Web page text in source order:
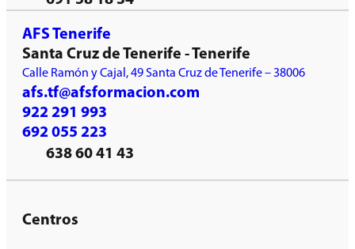
AFS Tenerife
Santa Cruz de Tenerife - Tenerife
Calle Ramón y Cajal, 49 Santa Cruz de Tenerife – 38006
afs.tf@afsformacion.com
922 291 993
692 055 223
638 60 41 43
Centros